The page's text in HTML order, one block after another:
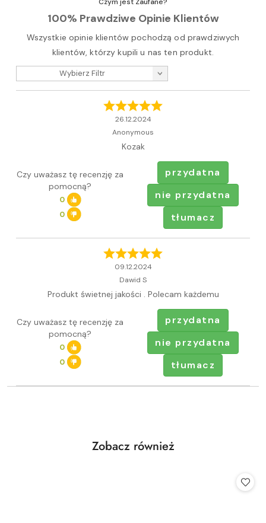
Czym jest Zaufane?
100% Prawdziwe Opinie Klientów
Wszystkie opinie klientów pochodzą od prawdziwych
klientów, którzy kupili u nas ten produkt.
Wybierz Filtr
26.12.2024
Anonymous
Kozak
Czy uważasz tę recenzję za
pomocną?
0
0
przydatna
nie przydatna
tłumacz
09.12.2024
Dawid S
Produkt świetnej jakości . Polecam każdemu
Czy uważasz tę recenzję za
pomocną?
0
0
przydatna
nie przydatna
tłumacz
Pomiń karuzelę produktów
Produkty
Zobacz również